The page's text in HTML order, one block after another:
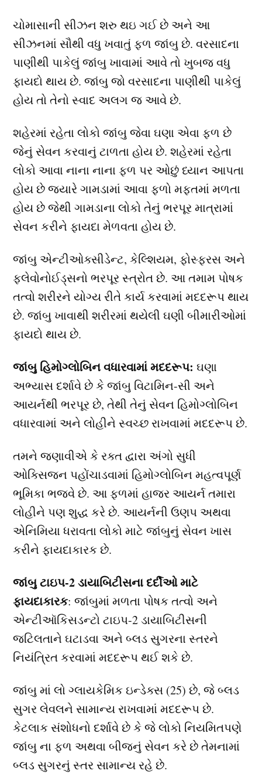
ચોમાસાની સીઝન શરુ થઇ ગઈ છે અને આ
સીઝનમાં સૌથી વધુ ખવાતું ફળ જાંબુ છે. વરસાદના
પાણીથી પાકેલું જાંબુ ખાવામાં આવે તો ખુબજ વધુ
ફાયદો થાય છે. જાંબુ જો વરસાદના પાણીથી પાકેલું
હોય તો તેનો સ્વાદ અલગ જ આવે છે.
શહેરમાં રહેતા લોકો જાંબુ જેવા ઘણા એવા ફળ છે
જેનું સેવન કરવાનું ટાળતા હોય છે. શહેરમાં રહેતા
લોકો આવા નાના નાના ફળ પર ઓછું ધ્યાન આપતા
હોય છે જયારે ગામડામાં આવા ફળો મફતમાં મળતા
હોય છે જેથી ગામડાના લોકો તેનું ભરપૂર માત્રામાં
સેવન કરીને ફાયદા મેળવતા હોય છે.
જાંબુ એન્ટીઓક્સીડેન્ટ, કેલ્શિયમ, ફોસ્ફરસ અને
ફ્લેવોનોઈડ્સનો ભરપૂર સ્ત્રોત છે. આ તમામ પોષક
તત્વો શરીરને યોગ્ય રીતે કાર્ય કરવામાં મદદરૂપ થાય
છે. જાંબુ ખાવાથી શરીરમાં થયેલી ઘણી બીમારીઓમાં
ફાયદો થાય છે.
જાંબુ હિમોગ્લોબિન વધારવામાં મદદરૂપ: ઘણા
અભ્યાસ દર્શાવે છે કે જાંબુ વિટામિન-સી અને
આયર્નથી ભરપૂર છે, તેથી તેનું સેવન હિમોગ્લોબિન
વધારવામાં અને લોહીને સ્વચ્છ રાખવામાં મદદરૂપ છે.
તમને જણાવીએ કે રક્ત દ્વારા અંગો સુધી
ઓક્સિજન પહોંચાડવામાં હિમોગ્લોબિન મહત્વપૂર્ણ
ભૂમિકા ભજવે છે. આ ફળમાં હાજર આયર્ન તમારા
લોહીને પણ શુદ્ધ કરે છે. આયર્નની ઉણપ અથવા
એનિમિયા ધરાવતા લોકો માટે જાંબુનું સેવન ખાસ
કરીને ફાયદાકારક છે.
જાંબુ ટાઇપ-2 ડાયાબિટીસના દર્દીઓ માટે
ફાયદાકારક: જાંબુમાં મળતા પોષક તત્વો અને
એન્ટીઑકિસડન્ટો ટાઇપ-2 ડાયાબિટીસની
જટિલતાને ઘટાડવા અને બ્લડ સુગરના સ્તરને
નિયંત્રિત કરવામાં મદદરૂપ થઈ શકે છે.
જાંબુ માં લો ગ્લાયકેમિક ઇન્ડેક્સ (25) છે, જે બ્લડ
સુગર લેવલને સામાન્ય રાખવામાં મદદરૂપ છે.
કેટલાક સંશોધનો દર્શાવે છે કે જે લોકો નિયમિતપણે
જાંબુ ના ફળ અથવા બીજનું સેવન કરે છે તેમનામાં
બ્લડ સુગરનું સ્તર સામાન્ય રહે છે.